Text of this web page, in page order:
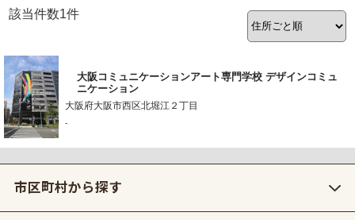
該当件数1件
大阪コミュニケーションアート専門学校 デザインコミュ
ニケーション
大阪府大阪市西区北堀江２丁目
-
市区町村から探す